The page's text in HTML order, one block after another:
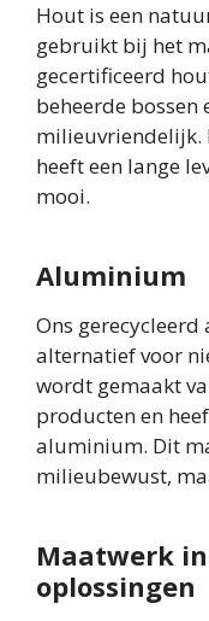
Hout is een
gebruikt bij het
gecertificeerd
beheerde bossen
milieuvriendelijk.
heeft een lange
mooi.
Aluminium
Ons
alternatief voor
wordt gemaakt
producten en
aluminium. Dit
milieubewust,
Maatwerk
oplossingen